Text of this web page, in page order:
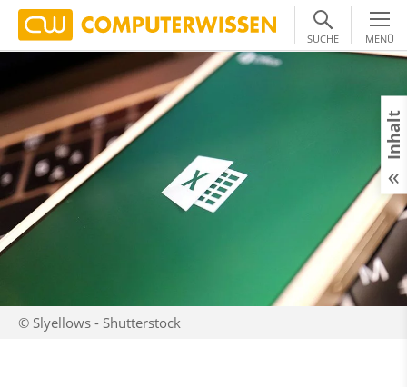
SUCHE MENÜ
© Slyellows - Shutterstock
Inhalt